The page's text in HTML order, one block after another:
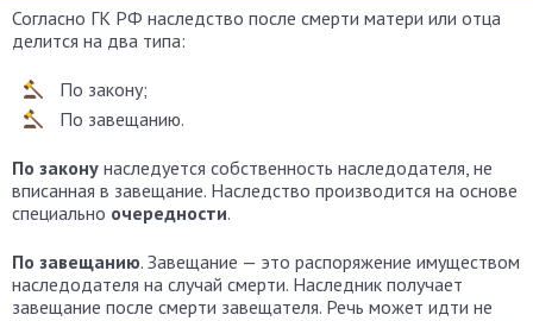
Согласно ГК РФ наследство после смерти матери или отца
делится на два типа:
По закону;
По завещанию.
По закону наследуется собственность наследодателя, не
вписанная в завещание. Наследство производится на основе
специально очередности.
По завещанию. Завещание — это распоряжение имуществом
наследодателя на случай смерти. Наследник получает
завещание после смерти завещателя. Речь может идти не